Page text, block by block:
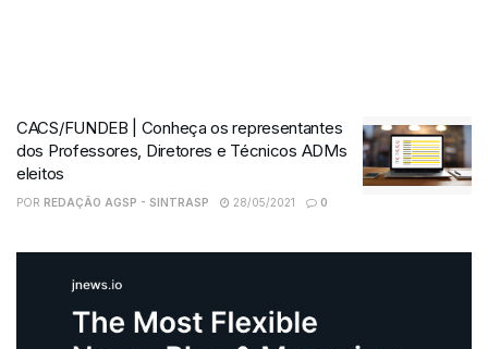
CACS/FUNDEB | Conheça os representantes
dos Professores, Diretores e Técnicos ADMs
eleitos
POR REDAÇÃO AGSP - SINTRASP 28/05/2021 0